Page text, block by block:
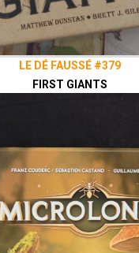
LE DÉ FAUSSÉ #379
FIRST GIANTS